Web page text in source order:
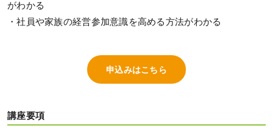
がわかる
・社員や家族の経営参加意識を高める方法がわかる
申込みはこちら
講座要項